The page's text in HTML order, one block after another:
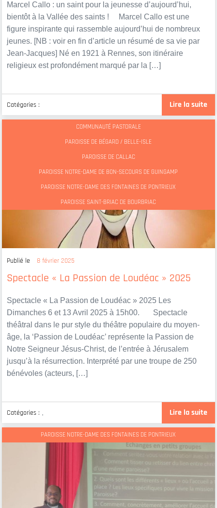
Marcel Callo : un saint pour la jeunesse d’aujourd’hui,
bientôt à la Vallée des saints ! Marcel Callo est une
figure inspirante qui rassemble aujourd’hui de nombreux
jeunes. [NB : voir en fin d’article un résumé de sa vie par
Jean-Jacques] Né en 1921 à Rennes, son itinéraire
religieux est profondément marqué par la […]
Lire la suite
Catégories :
COMMUNAUTÉ PASTORALE
PAROISSE DE BÉGARD / BELLE-ISLE
PAROISSE DE CALLAC
PAROISSE NOTRE-DAME DE BON-SECOURS DE GUINGAMP
PAROISSE NOTRE-DAME DES FONTAINES DE PONTRIEUX
PAROISSE SAINT-BRIAC DE BOURBRIAC
Spectacle « La Passion de Loudéac » 2025
Publié le 8 février 2025
Spectacle « La Passion de Loudéac » 2025 Les
Dimanches 6 et 13 Avril 2025 à 15h00. Spectacle
théâtral dans le pur style du théâtre populaire du moyen-
âge, la ‘Passion de Loudéac’ représente la Passion de
Notre Seigneur Jésus-Christ, de l’entrée à Jérusalem
jusqu’à la résurrection. Interprété par une troupe de 250
bénévoles (acteurs, […]
Lire la suite
Catégories :
PAROISSE NOTRE-DAME DES FONTAINES DE PONTRIEUX